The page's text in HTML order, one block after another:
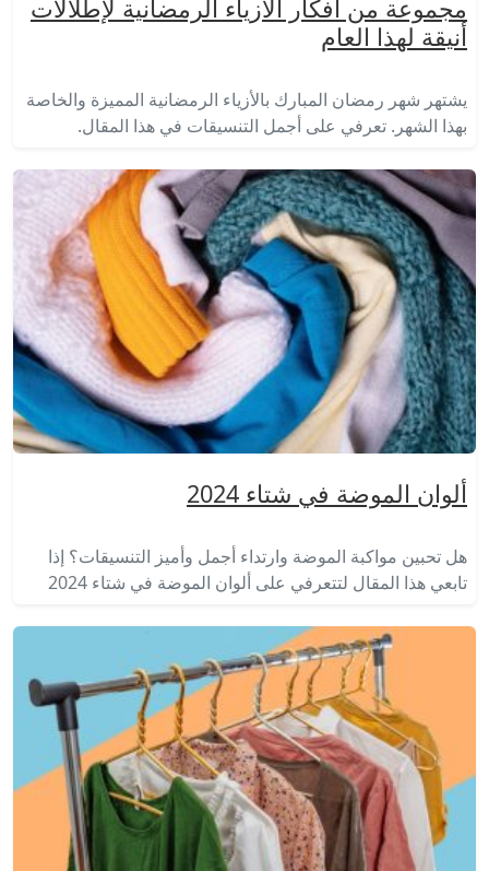
مجموعة من أفكار الأزياء الرمضانية لإطلالات
أنيقة لهذا العام
يشتهر شهر رمضان المبارك بالأزياء الرمضانية المميزة والخاصة
بهذا الشهر. تعرفي على أجمل التنسيقات في هذا المقال.
ألوان الموضة في شتاء 2024
هل تحبين مواكبة الموضة وارتداء أجمل وأميز التنسيقات؟ إذا
تابعي هذا المقال لتتعرفي على ألوان الموضة في شتاء 2024